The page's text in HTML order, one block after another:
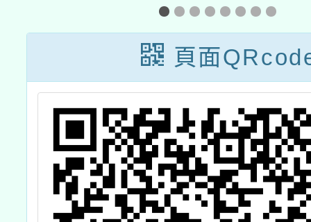
114年全國學生
犯罪預防漫畫與
創意短片徵件活
動辦法乙份
理「
程-蔬
旅
場）
頁面